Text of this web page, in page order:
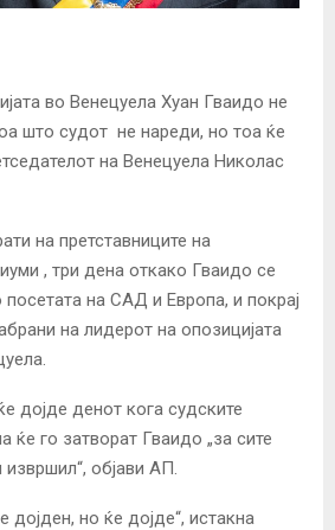
во Венецуела Хуан Гваидо не
што судот не нареди, но тоа ќе
на Венецуела Николас
на претставниците на
, три дена откако Гваидо се
посетата на САД и Европа, и покрај
на лидерот на опозицијата
дојде денот кога судските
ќе го затворат Гваидо „за сите
објави АП.
дојден, но ќе дојде“, истакна